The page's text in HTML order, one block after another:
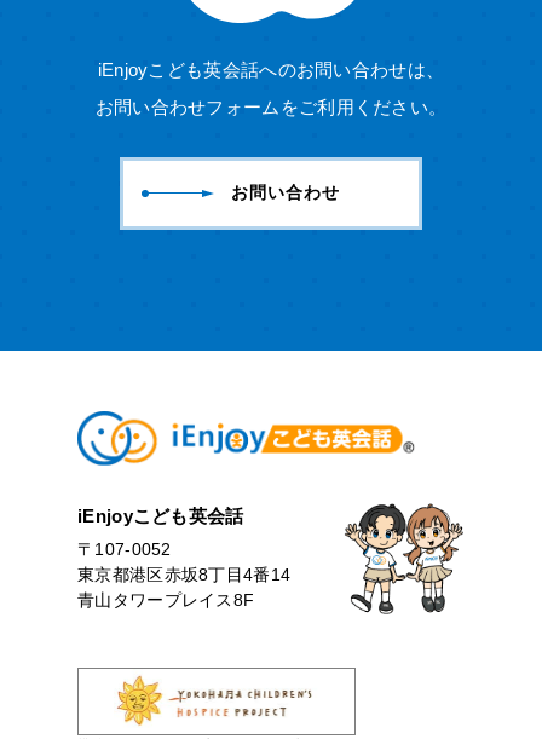
iEnjoyこども英会話へのお問い合わせは、
お問い合わせフォームをご利用ください。
お問い合わせ
iEnjoyこども英会話
〒107-0052
東京都港区赤坂8丁目4番14
青山タワープレイス8F